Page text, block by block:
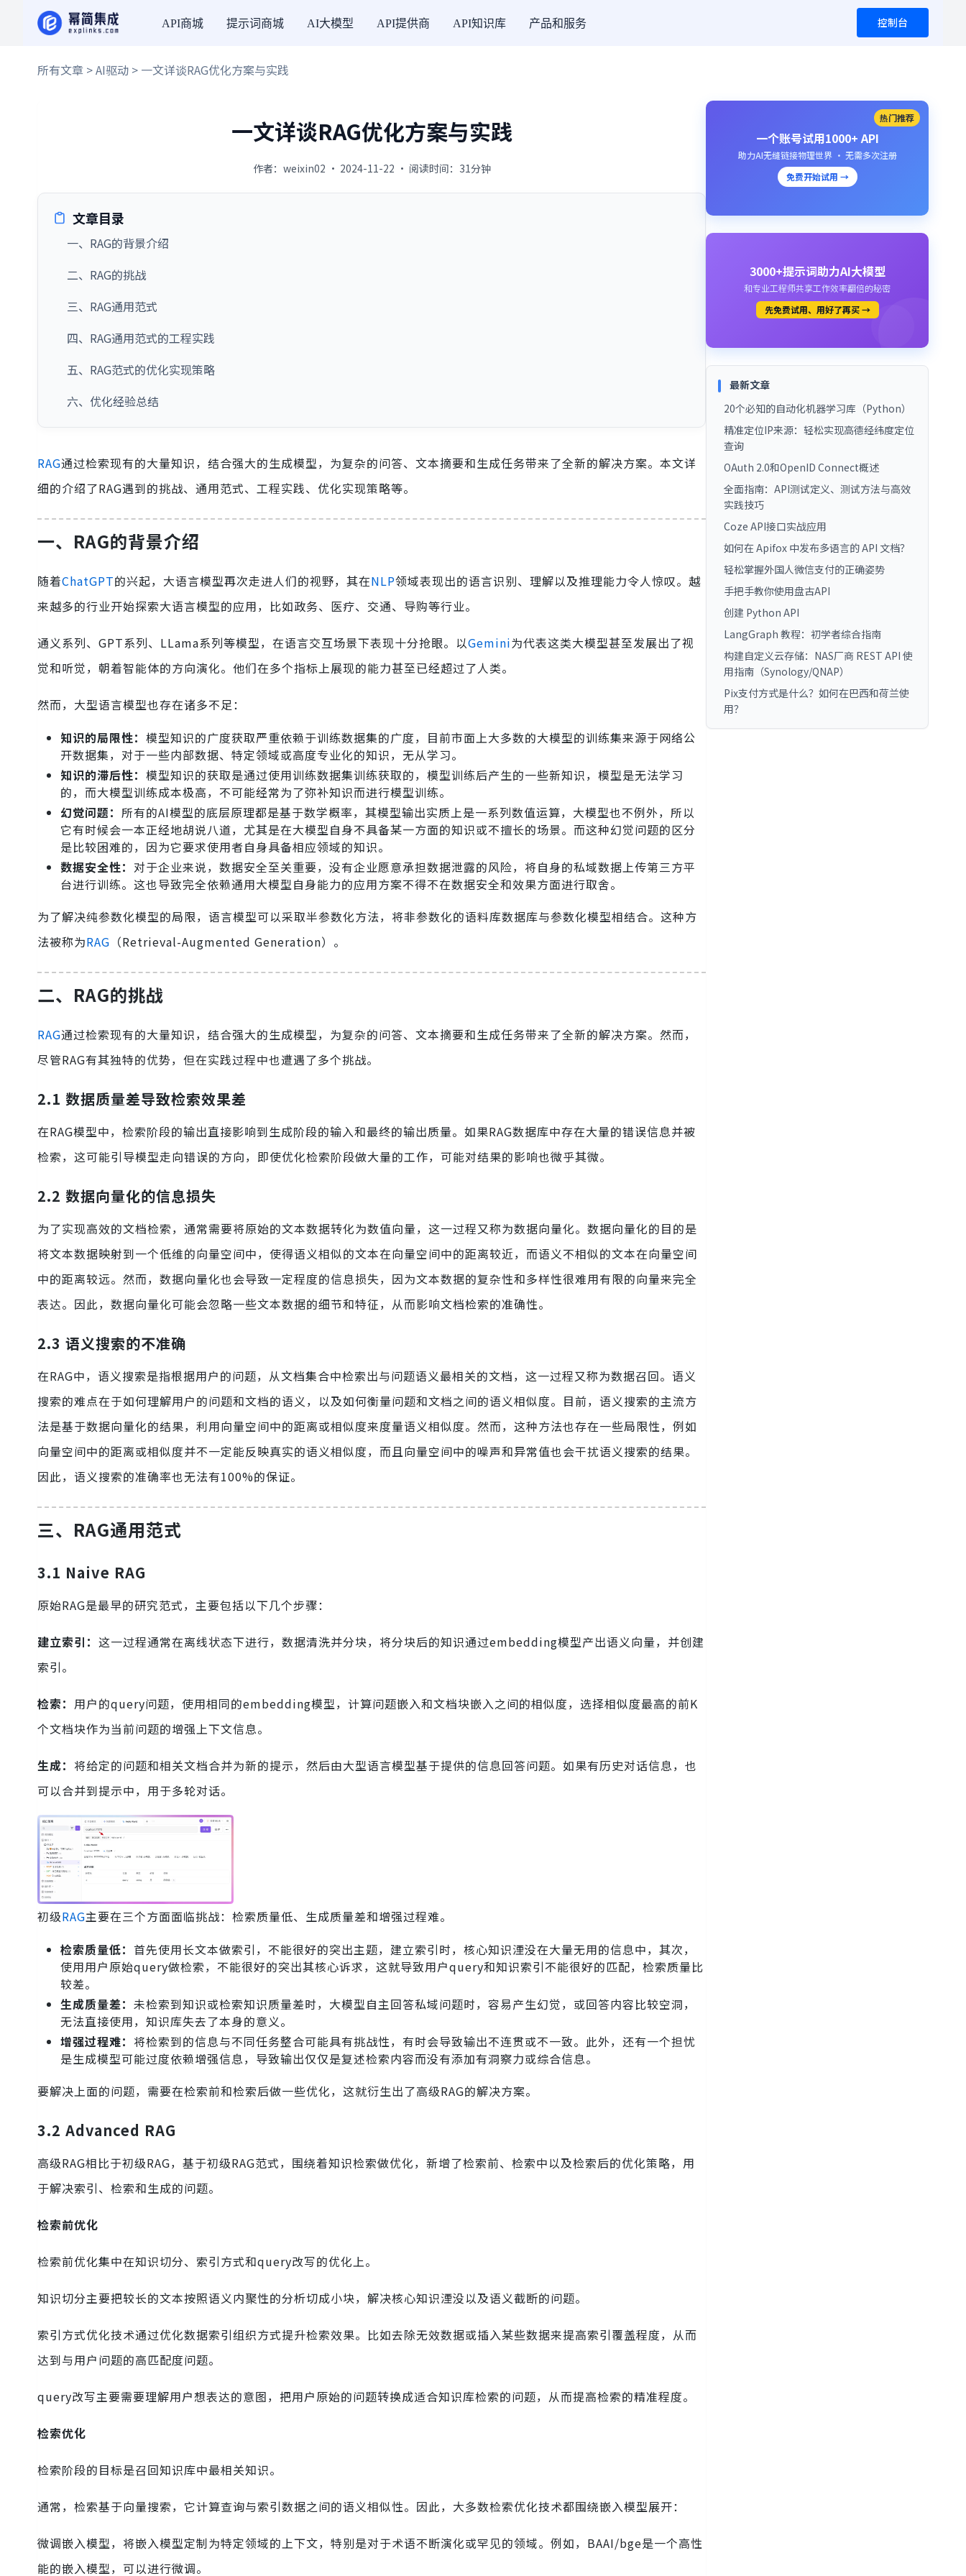
API商城 提示词商城 AI大模型 API提供商 API知识库 产品和服务 控制台
所有文章 >AI驱动 > 一文详谈RAG优化方案与实践
一文详谈RAG优化方案与实践
作者：weixin02 · 2024-11-22 · 阅读时间：31分钟
文章目录
一、RAG的背景介绍
二、RAG的挑战
三、RAG通用范式
四、RAG通用范式的工程实践
五、RAG范式的优化实现策略
六、优化经验总结
RAG通过检索现有的大量知识，结合强大的生成模型，为复杂的问答、文本摘要和生成任务带来了全新的解决方案。本文详
细的介绍了RAG遇到的挑战、通用范式、工程实践、优化实现策略等。
一、RAG的背景介绍
随着ChatGPT的兴起，大语言模型再次走进人们的视野，其在NLP领域表现出的语言识别、理解以及推理能力令人惊叹。越
来越多的行业开始探索大语言模型的应用，比如政务、医疗、交通、导购等行业。
通义系列、GPT系列、LLama系列等模型，在语言交互场景下表现十分抢眼。以Gemini为代表这类大模型甚至发展出了视
觉和听觉，朝着智能体的方向演化。他们在多个指标上展现的能力甚至已经超过了人类。
然而，大型语言模型也存在诸多不足：
知识的局限性： 模型知识的广度获取严重依赖于训练数据集的广度，目前市面上大多数的大模型的训练集来源于网络公
开数据集，对于一些内部数据、特定领域或高度专业化的知识，无从学习。
知识的滞后性： 模型知识的获取是通过使用训练数据集训练获取的，模型训练后产生的一些新知识，模型是无法学习
的，而大模型训练成本极高，不可能经常为了弥补知识而进行模型训练。
幻觉问题： 所有的AI模型的底层原理都是基于数学概率，其模型输出实质上是一系列数值运算，大模型也不例外，所以
它有时候会一本正经地胡说八道，尤其是在大模型自身不具备某一方面的知识或不擅长的场景。而这种幻觉问题的区分
是比较困难的，因为它要求使用者自身具备相应领域的知识。
数据安全性： 对于企业来说，数据安全至关重要，没有企业愿意承担数据泄露的风险，将自身的私域数据上传第三方平
台进行训练。这也导致完全依赖通用大模型自身能力的应用方案不得不在数据安全和效果方面进行取舍。
为了解决纯参数化模型的局限，语言模型可以采取半参数化方法，将非参数化的语料库数据库与参数化模型相结合。这种方
法被称为RAG （Retrieval-Augmented Generation）。
二、RAG的挑战
RAG通过检索现有的大量知识，结合强大的生成模型，为复杂的问答、文本摘要和生成任务带来了全新的解决方案。然而，
尽管RAG有其独特的优势，但在实践过程中也遭遇了多个挑战。
2.1 数据质量差导致检索效果差
在RAG模型中，检索阶段的输出直接影响到生成阶段的输入和最终的输出质量。如果RAG数据库中存在大量的错误信息并被
检索，这可能引导模型走向错误的方向，即使优化检索阶段做大量的工作，可能对结果的影响也微乎其微。
2.2 数据向量化的信息损失
为了实现高效的文档检索，通常需要将原始的文本数据转化为数值向量，这一过程又称为数据向量化。数据向量化的目的是
将文本数据映射到一个低维的向量空间中，使得语义相似的文本在向量空间中的距离较近，而语义不相似的文本在向量空间
中的距离较远。然而，数据向量化也会导致一定程度的信息损失，因为文本数据的复杂性和多样性很难用有限的向量来完全
表达。因此，数据向量化可能会忽略一些文本数据的细节和特征，从而影响文档检索的准确性。
2.3 语义搜索的不准确
在RAG中，语义搜索是指根据用户的问题，从文档集合中检索出与问题语义最相关的文档，这一过程又称为数据召回。语义
搜索的难点在于如何理解用户的问题和文档的语义，以及如何衡量问题和文档之间的语义相似度。目前，语义搜索的主流方
法是基于数据向量化的结果，利用向量空间中的距离或相似度来度量语义相似度。然而，这种方法也存在一些局限性，例如
向量空间中的距离或相似度并不一定能反映真实的语义相似度，而且向量空间中的噪声和异常值也会干扰语义搜索的结果。
因此，语义搜索的准确率也无法有100%的保证。
三、RAG通用范式
3.1 Naive RAG
原始RAG是最早的研究范式，主要包括以下几个步骤：
建立索引： 这一过程通常在离线状态下进行，数据清洗并分块，将分块后的知识通过embedding模型产出语义向量，并创建
索引。
检索： 用户的query问题，使用相同的embedding模型，计算问题嵌入和文档块嵌入之间的相似度，选择相似度最高的前K
个文档块作为当前问题的增强上下文信息。
生成： 将给定的问题和相关文档合并为新的提示，然后由大型语言模型基于提供的信息回答问题。如果有历史对话信息，也
可以合并到提示中，用于多轮对话。
初级RAG主要在三个方面面临挑战：检索质量低、生成质量差和增强过程难。
检索质量低： 首先使用长文本做索引，不能很好的突出主题，建立索引时，核心知识湮没在大量无用的信息中，其次，
使用用户原始query做检索，不能很好的突出其核心诉求，这就导致用户query和知识索引不能很好的匹配，检索质量比
较差。
生成质量差： 未检索到知识或检索知识质量差时，大模型自主回答私域问题时，容易产生幻觉，或回答内容比较空洞，
无法直接使用，知识库失去了本身的意义。
增强过程难： 将检索到的信息与不同任务整合可能具有挑战性，有时会导致输出不连贯或不一致。此外，还有一个担忧
是生成模型可能过度依赖增强信息，导致输出仅仅是复述检索内容而没有添加有洞察力或综合信息。
要解决上面的问题，需要在检索前和检索后做一些优化，这就衍生出了高级RAG的解决方案。
3.2 Advanced RAG
高级RAG相比于初级RAG，基于初级RAG范式，围绕着知识检索做优化，新增了检索前、检索中以及检索后的优化策略，用
于解决索引、检索和生成的问题。
检索前优化
检索前优化集中在知识切分、索引方式和query改写的优化上。
知识切分主要把较长的文本按照语义内聚性的分析切成小块，解决核心知识湮没以及语义截断的问题。
索引方式优化技术通过优化数据索引组织方式提升检索效果。比如去除无效数据或插入某些数据来提高索引覆盖程度，从而
达到与用户问题的高匹配度问题。
query改写主要需要理解用户想表达的意图，把用户原始的问题转换成适合知识库检索的问题，从而提高检索的精准程度。
检索优化
检索阶段的目标是召回知识库中最相关知识。
通常，检索基于向量搜索，它计算查询与索引数据之间的语义相似性。因此，大多数检索优化技术都围绕嵌入模型展开：
微调嵌入模型，将嵌入模型定制为特定领域的上下文，特别是对于术语不断演化或罕见的领域。例如，BAAI/bge是一个高性
能的嵌入模型，可以进行微调。
热门推荐
一个账号试用1000+ API
助力AI无缝链接物理世界 · 无需多次注册
免费开始试用 →
3000+提示词助力AI大模型
和专业工程师共享工作效率翻倍的秘密
先免费试用、用好了再买 →
最新文章
20个必知的自动化机器学习库（Python）
精准定位IP来源：轻松实现高德经纬度定位
查询
OAuth 2.0和OpenID Connect概述
全面指南：API测试定义、测试方法与高效
实践技巧
Coze API接口实战应用
如何在 Apifox 中发布多语言的 API 文档？
轻松掌握外国人微信支付的正确姿势
手把手教你使用盘古API
创建 Python API
LangGraph 教程：初学者综合指南
构建自定义云存储：NAS厂商 REST API 使
用指南（Synology/QNAP）
Pix支付方式是什么？如何在巴西和荷兰使
用？